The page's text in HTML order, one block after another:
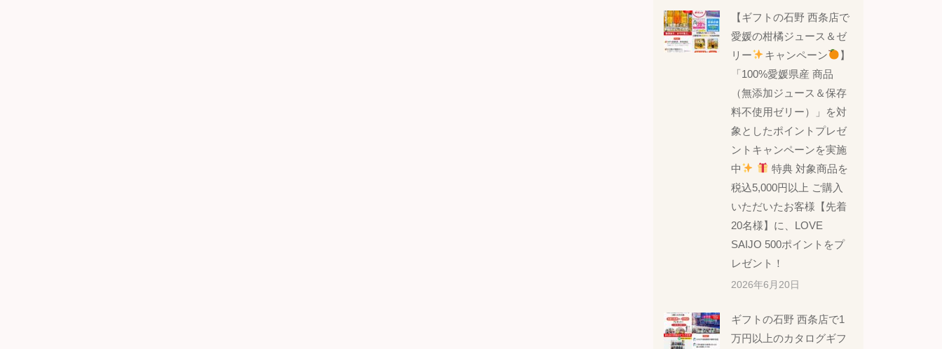
【ギフトの石野 西条店で
愛媛の柑橘ジュース＆ゼ
リー
キャンペーン
】
「100%愛媛県産 商品
（無添加ジュース＆保存
料不使用ゼリー）」を対
象としたポイントプレゼ
ントキャンペーンを実施
中
特典 対象商品を
税込5,000円以上 ご購入
いただいたお客様【先着
20名様】に、LOVE
SAIJO 500ポイントをプ
レゼント！
2026年6月20日
ギフトの石野 西条店で1
万円以上のカタログギフ